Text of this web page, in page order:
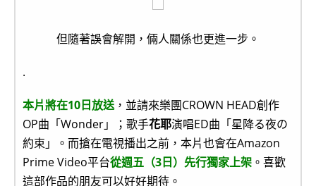
但隨著誤會解開，倆人關係也更進一步。
.
本片將在10日放送，並請來樂團CROWN HEAD創作
OP曲「Wonder」；歌手花耶演唱ED曲「星降る夜の
約束」。而搶在電視播出之前，本片也會在Amazon
Prime Video平台從週五（3日）先行獨家上架 。喜歡
這部作品的朋友可以好好期待。